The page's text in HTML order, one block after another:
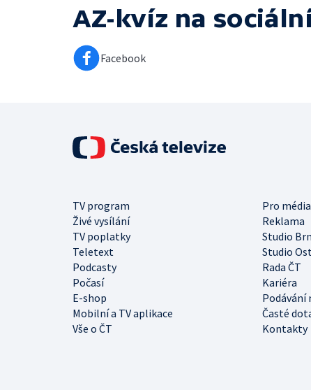
AZ-kvíz na
Facebook
TV program
Pro média
Živé vysílání
Reklama
TV poplatky
Studio
Teletext
Studio
Podcasty
Rada ČT
Počasí
Kariéra
E-shop
Podávání
Mobilní a TV aplikace
Časté
Vše o ČT
Kontakty